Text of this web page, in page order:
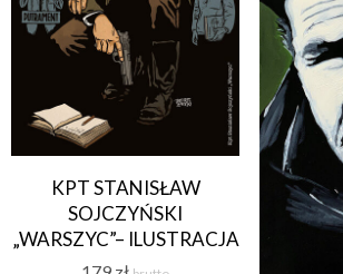
KPT STANISŁAW
SOJCZYŃSKI
„WARSZYC”– ILUSTRACJA